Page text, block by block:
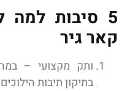
5 סיבות למה
קאר גיר
ותק מקצועי –
בתיקון תיבות